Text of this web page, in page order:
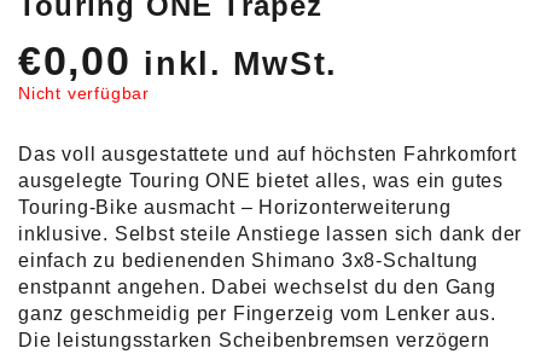
€0,00 inkl. MwSt.
Nicht verfügbar
Das voll ausgestattete und auf höchsten Fahrkomfort
ausgelegte Touring ONE bietet alles, was ein gutes
Touring-Bike ausmacht – Horizonterweiterung
inklusive. Selbst steile Anstiege lassen sich dank der
einfach zu bedienenden Shimano 3x8-Schaltung
enstpannt angehen. Dabei wechselst du den Gang
ganz geschmeidig per Fingerzeig vom Lenker aus.
Die leistungsstarken Scheibenbremsen verzögern